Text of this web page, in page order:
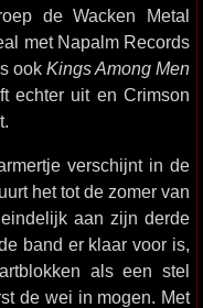
de Wacken Metal
met Napalm Records
ook Kings Among Men
echter uit en Crimson
verschijnt in de
het tot de zomer van
aan zijn derde
band er klaar voor is,
als een stel
de wei in mogen. Met